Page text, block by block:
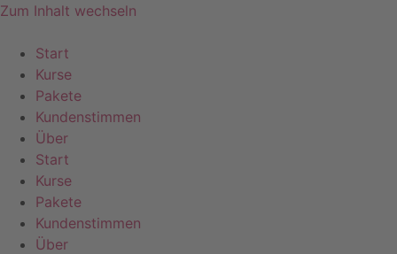
Zum Inhalt wechseln
Start
Kurse
Pakete
Kundenstimmen
Über
Start
Kurse
Pakete
Kundenstimmen
Über